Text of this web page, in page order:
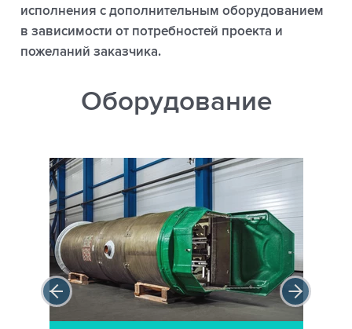
исполнения с дополнительным оборудованием
в зависимости от потребностей проекта и
пожеланий заказчика.
Оборудование